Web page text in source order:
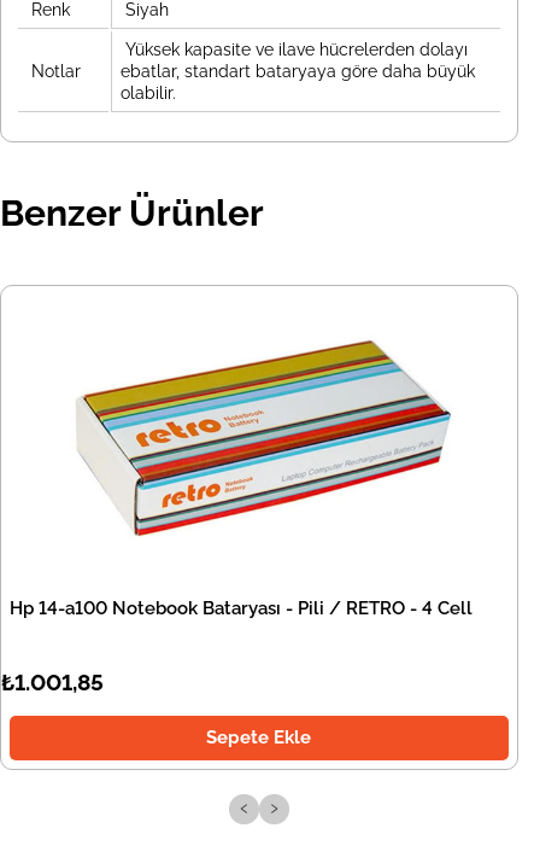
Renk Siyah
Notlar
Yüksek kapasite ve ilave hücrelerden dolayı
ebatlar, standart bataryaya göre daha büyük
olabilir.
Benzer Ürünler
Hp 14-a100 Notebook Bataryası - Pili / RETRO - 4 Cell
₺1.001,85
Sepete Ekle
‹ ›